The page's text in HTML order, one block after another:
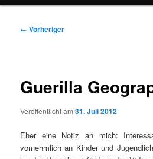
Beitragsnavigation
← Vorheriger
Guerilla
Veröffentlicht am31. Juli 2012
Eher eine Notiz an mich:
vornehmlich an Kinder und